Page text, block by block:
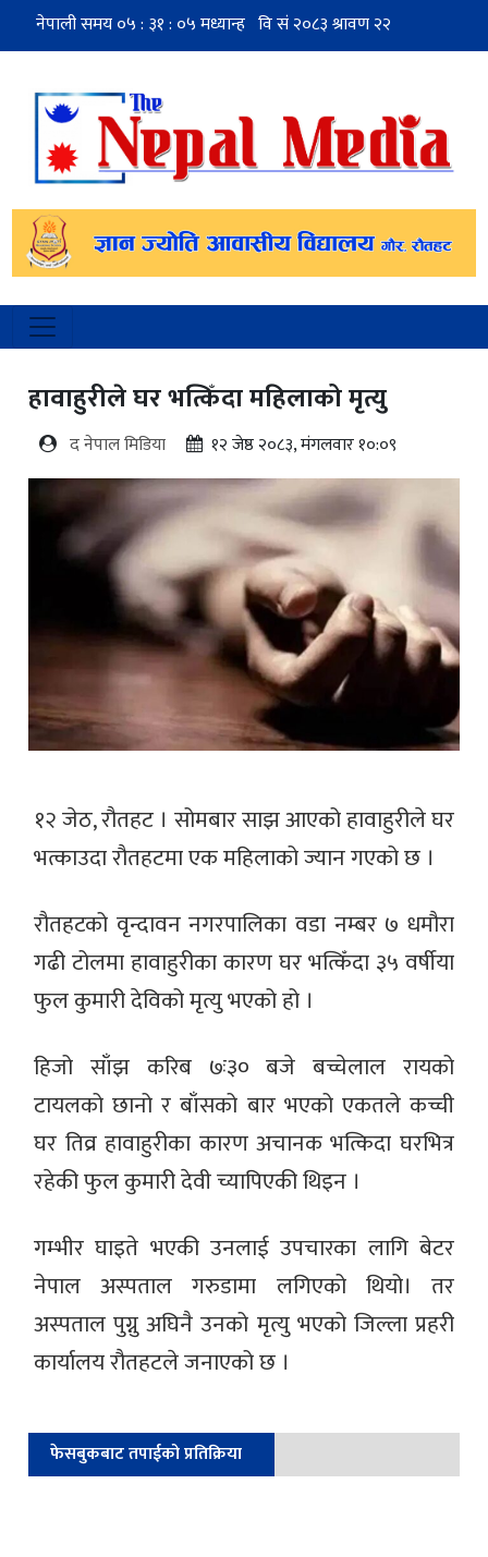
हावाहुरीले घर भत्किँदा महिलाको मृत्यु
द नेपाल मिडिया १२ जेष्ठ २०८३, मंगलवार १०:०९
१२ जेठ, रौतहट । सोमबार साझ आएको हावाहुरीले घर
भत्काउदा रौतहटमा एक महिलाको ज्यान गएको छ ।
रौतहटको वृन्दावन नगरपालिका वडा नम्बर ७ धमौरा
गढी टोलमा हावाहुरीका कारण घर भत्किँदा ३५ वर्षीया
फुल कुमारी देविको मृत्यु भएको हो ।
हिजो साँझ करिब ७ः३० बजे बच्चेलाल रायको
टायलको छानो र बाँसको बार भएको एकतले कच्ची
घर तिव्र हावाहुरीका कारण अचानक भत्किदा घरभित्र
रहेकी फुल कुमारी देवी च्यापिएकी थिइन ।
गम्भीर घाइते भएकी उनलाई उपचारका लागि बेटर
नेपाल अस्पताल गरुडामा लगिएको थियो। तर
अस्पताल पुग्नु अघिनै उनको मृत्यु भएको जिल्ला प्रहरी
कार्यालय रौतहटले जनाएको छ ।
फेसबुकबाट तपाईको प्रतिक्रिया